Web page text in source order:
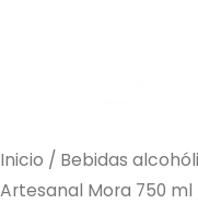
Inicio / Bebidas
Artesanal Mora 750 ml